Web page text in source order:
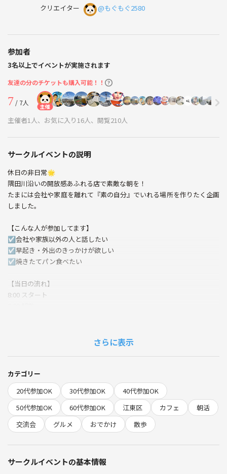
クリエイター
@もぐもぐ2580
参加者
3名以上でイベントが実施されます
友達の分のチケットも購入可能！！
7/ 7人 主催
主催者1人、お気に入り16人、閲覧210人
サークルイベントの説明
休日の非日常🌟
隅田川沿いの開放感あふれる店で素敵な朝を！
たまには会社や家庭を離れて『素の自分』でいれる場所を作りたく企画
しました。
【こんな人が参加してます】
☑︎会社や家族以外の人と話したい
☑︎早起き・外出のきっかけが欲しい
☑︎焼きたてパン食べたい
【当日の流れ】
8:00 スタート
※江東区常盤２丁目２−１２の店舗とお間違いないように(^o^)
【カフェについて】
オーナー夫妻は日本出身とスウェーデン出身。
ニュージーランドのカフェ文化を清澄白河で再現しています
墨田川からの日差しが入る設計で、倉庫のリノベ物件なので天井が高く
【よくある質問】
さらに表示
カテゴリー
20代参加OK
30代参加OK
40代参加OK
50代参加OK
60代参加OK 江東区 カフェ
朝活
交流会
グルメ おでかけ 散歩
サークルイベントの基本情報